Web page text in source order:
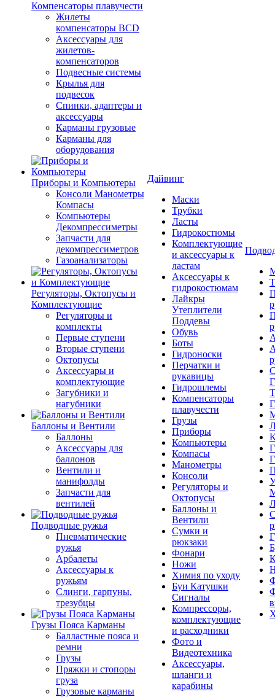
Компенсаторы плавучести
Жилеты
компенсаторы BCD
Аксессуары для
жилетов-
компенсаторов
Подвесные системы
Крылья для
подвесок
Спинки, адаптеры и
аксессуары
Карманы грузовые
Карманы для
оборудования
Приборы и Компьютеры
Консоли Манометры
Компасы
Компьютеры
Декомпрессиметры
Запчасти для
декомпрессиметров
Газоанализаторы
Регуляторы, Октопусы и
Комплектующие
Регуляторы и
комплекты
Первые ступени
Вторые ступени
Октопусы
Аксессуары и
комплектующие
Загубники и
нагубники
Баллоны и Вентили
Баллоны
Аксессуары для
баллонов
Вентили и
манифолды
Запчасти для
вентилей
Подводные ружья
Пневматические
ружья
Арбалеты
Аксессуары к
ружьям
Слинги, гарпуны,
трезубцы
Грузы Пояса Карманы
Балластные пояса и
ремни
Грузы
Пряжки и стопоры
груза
Грузовые карманы
Дайвинг
Маски
Трубки
Ласты
Гидрокостюмы
Комплектующие
и аксессуары к
ластам
Аксессуары к
гидрокостюмам
Лайкры
Утеплители
Поддевы
Обувь
Боты
Гидроноски
Перчатки и
рукавицы
Гидрошлемы
Компенсаторы
плавучести
Грузы
Приборы
Компьютеры
Компасы
Манометры
Консоли
Регуляторы и
Октопусы
Баллоны и
Вентили
Сумки и
рюкзаки
Фонари
Ножи
Химия по уходу
Буи Катушки
Сигналы
Компрессоры,
комплектующие
и расходники
Фото и
Видеотехника
Аксессуары,
шланги и
карабины